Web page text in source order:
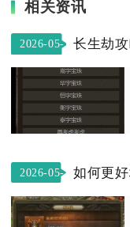
相关资讯
2026-05-
10
长生劫
2026-05-
如何更